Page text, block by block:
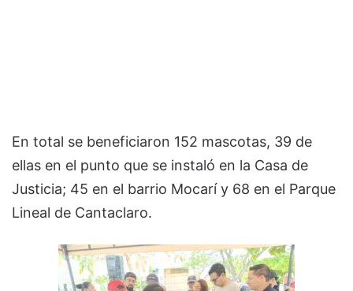
En total se beneficiaron 152 mascotas, 39 de
ellas en el punto que se instaló en la Casa de
Justicia; 45 en el barrio Mocarí y 68 en el Parque
Lineal de Cantaclaro.